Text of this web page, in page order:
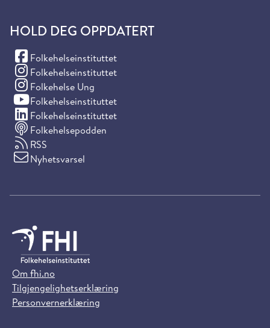
HOLD DEG OPPDATERT
Folkehelseinstituttet
(Facebook)
Folkehelseinstituttet
(Instagram)
Folkehelse Ung
(Instagram)
Folkehelseinstituttet
(YouTube)
Folkehelseinstituttet
(LinkedIn)
Folkehelsepodden
RSS
Nyhetsvarsel
Om fhi.no
Tilgjengelighetserklæring
Personvernerklæring